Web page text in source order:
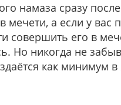
намаза сразу
а если у вас
совершить его в
Но никогда не
как минимум